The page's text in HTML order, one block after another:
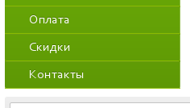
Оплата
Скидки
Контакты